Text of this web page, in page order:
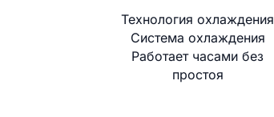
Технология охлаждения
Система охлаждения
Работает часами без
простоя